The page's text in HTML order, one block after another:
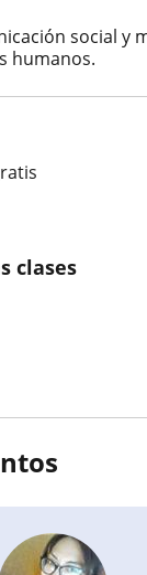
clases
social y
humanos.